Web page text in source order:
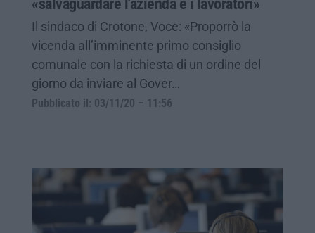
«salvaguardare l'azienda e i lavoratori»
Il sindaco di Crotone, Voce: «Proporrò la
vicenda all’imminente primo consiglio
comunale con la richiesta di un ordine del
giorno da inviare al Gover…
Pubblicato il: 03/11/20 – 11:56